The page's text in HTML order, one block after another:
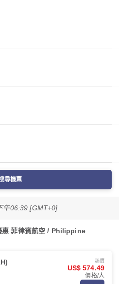
尋機票
午06:39 [GMT+0]
惠 菲律賓航空 / Philippine
起價
US$ 574.49
價格/人